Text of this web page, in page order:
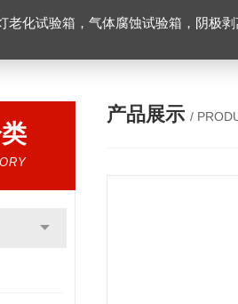
试验箱，气体腐蚀试验箱，阴极剥离试验箱，防水防尘试验箱，盐雾箱，
产品展示 /